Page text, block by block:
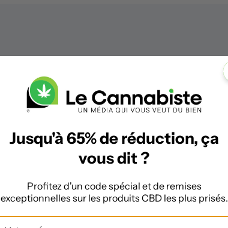
Jusqu'à 65% de réduction, ça
vous dit ?
Profitez d'un code spécial et de remises
exceptionnelles sur les produits CBD les plus prisés.